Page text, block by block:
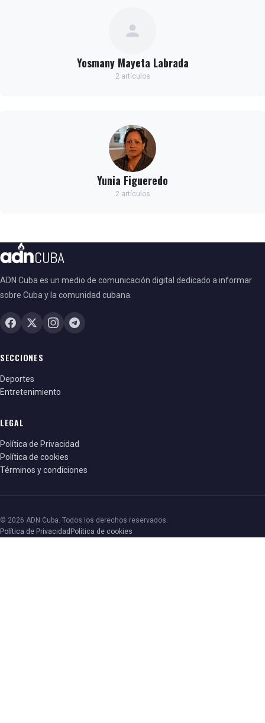
Yosmany Mayeta Labrada
2 artículos
Yunia Figueredo
2 artículos
ADN Cuba es un medio de comunicación digital dedicado a informar
sobre Cuba y la comunidad cubana.
SECCIONES
Deportes
Entretenimiento
LEGAL
Política de Privacidad
Política de cookies
Términos y condiciones
© 2026 ADN Cuba. Todos los derechos reservados.
Política de Privacidad Política de cookies